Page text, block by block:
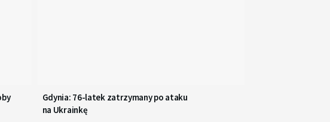
Gdynia: 76-latek zatrzymany po ataku
na Ukrainkę